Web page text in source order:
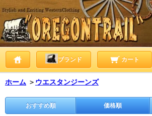
ブランド カート
ホーム ＞ ウエスタンジーンズ
おすすめ順 価格順